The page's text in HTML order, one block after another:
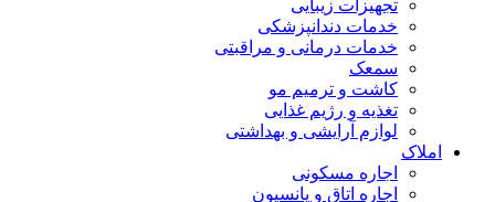
تجهیزات زیبایی
خدمات دندانپزشکی
خدمات درمانی و مراقبتی
سمعک
کاشت و ترمیم مو
تغذیه و رژیم غذایی
لوازم آرایشی و بهداشتی
املاک
اجاره مسکونی
اجاره اتاق و پانسیون